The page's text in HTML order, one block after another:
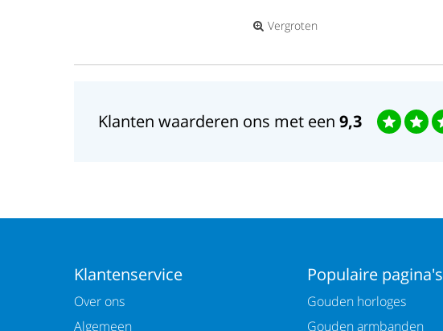
Vergroten
Klanten waarderen ons met een 9,3
Klantenservice
Over ons
Algemeen
Populaire pagina's
Gouden horloges
Gouden armbanden